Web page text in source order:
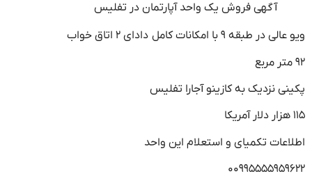
آگهی فروش یک واحد آپارتمان در تفلیس
ویو عالی در طبقه ۹ با امکانات کامل دادای ۲ اتاق خواب
۹۲ متر مربع
پکینی نزدیک به کازینو آجارا تفلیس
۱۱۵ هزار دلار آمریکا
اطلاعات تکمیای و استعلام این واحد
۰۰۹۹۵۵۵۵۹۵۹۶۲۲